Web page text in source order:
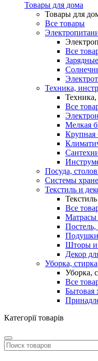
Товары для дома
Товары для
Все товары
Все
Техника,
Все
Мелкая
Крупная
Посуда,
Системы
Текстиль и
Все
Матрасы
Шторы и
Декор
Уборка, стирка
Уборка,
Все
Бытовая
Категорії товарів